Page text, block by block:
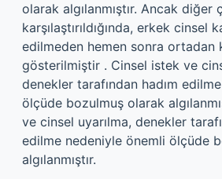
olarak algılanmıştır. Ancak diğer
karşılaştırıldığında, erkek cinsel
edilmeden hemen sonra ortadan
gösterilmiştir . Cinsel istek ve
denekler tarafından hadım
ölçüde bozulmuş olarak
ve cinsel uyarılma, denekler
edilme nedeniyle önemli ölçüde
algılanmıştır.